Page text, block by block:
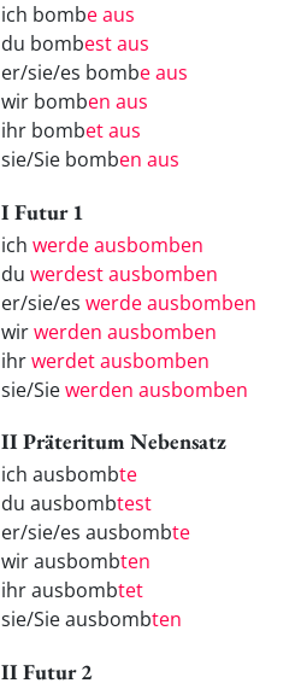
ich bombe aus
du bombest aus
er/sie/es bombe aus
wir bomben aus
ihr bombet aus
sie/Sie bomben aus
I Futur 1
ich werde ausbomben
du werdest ausbomben
er/sie/es werde ausbomben
wirwerden ausbomben
ihrwerdet ausbomben
sie/Siewerden ausbomben
II Präteritum Nebensatz
ich ausbombte
du ausbombtest
er/sie/es ausbombte
wir ausbombten
ihr ausbombtet
sie/Sie ausbombten
II Futur 2